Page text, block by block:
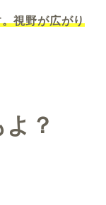
視野が広がり
？